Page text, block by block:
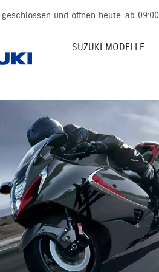
und öffnen heute ab 09:00
SUZUKI MODELLE